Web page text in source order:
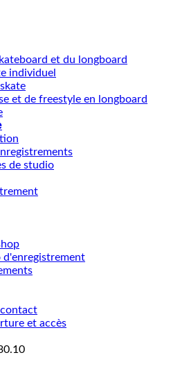
et du longboard
individuel
et de freestyle en longboard
de studio
d'enregistrement
contact
et accès